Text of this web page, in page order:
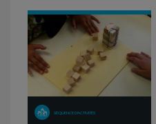
SÉQUENCE D'ACTIVITÉS